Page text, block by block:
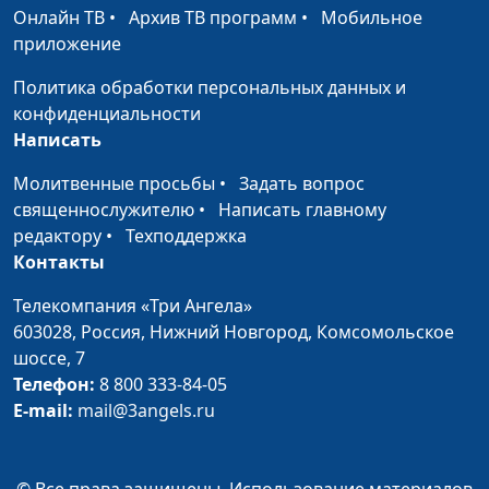
инсульт из-за
неправильного
специалист по
немедикаментозному
пора чистить
организм
специалист по
модификации образа
жизни и
Могут ли
образовываться
раковые клетки из-
за неправильного
Мария Бородеева,
модификации образа
#9
Онлайн ТВ • Архив ТВ программ • Мобильное
приложение
Политика обработки персональных данных и
конфиденциальности
Написать
Молитвенные просьбы • Задать вопрос
священнослужителю • Написать главному
редактору • Техподдержка
Контакты
Телекомпания «Три Ангела»
603028, Россия, Нижний Новгород, Комсомольское
шоссе, 7
Телефон: 8 800 333-84-05
E-mail: mail@3angels.ru